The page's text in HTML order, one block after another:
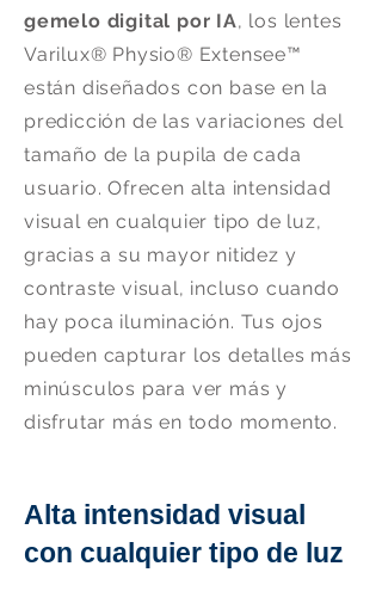
gemelo digital por IA, los lentes
Varilux® Physio® Extensee™
están diseñados con base en la
predicción de las variaciones del
tamaño de la pupila de cada
usuario. Ofrecen alta intensidad
visual en cualquier tipo de luz,
gracias a su mayor nitidez y
contraste visual, incluso cuando
hay poca iluminación. Tus ojos
pueden capturar los detalles más
minúsculos para ver más y
disfrutar más en todo momento.
Alta intensidad visual
con cualquier tipo de luz